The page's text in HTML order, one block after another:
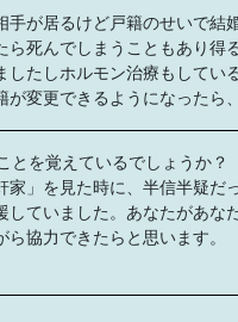
手が居るけど戸籍のせいで結
ら死んでしまうこともあり
したしホルモン治療もしてい
が変更できるようになったら
とを覚えているでしょうか？
家」を見た時に、半信半疑だ
していました。あなたがあな
ら協力できたらと思います。